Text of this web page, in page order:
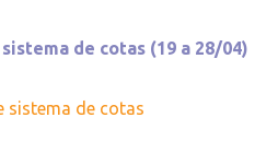
de cotas (19 a 28/04)
sistema de cotas